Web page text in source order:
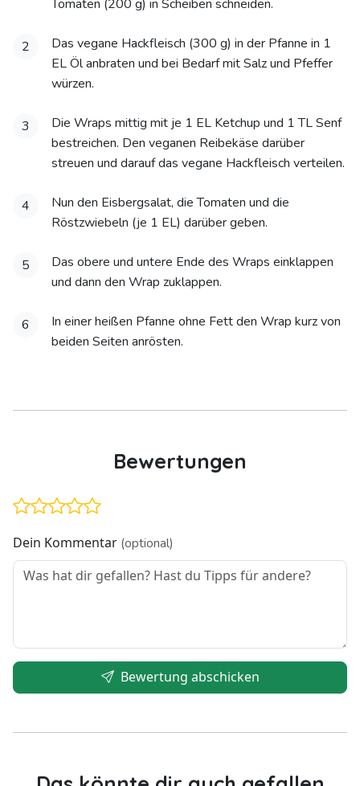
Tomaten (200 g) in Scheiben schneiden.
2
Das vegane Hackfleisch (300 g) in der Pfanne in 1
EL Öl anbraten und bei Bedarf mit Salz und Pfeffer
würzen.
3
Die Wraps mittig mit je 1 EL Ketchup und 1 TL Senf
bestreichen. Den veganen Reibekäse darüber
streuen und darauf das vegane Hackfleisch verteilen.
4
Nun den Eisbergsalat, die Tomaten und die
Röstzwiebeln (je 1 EL) darüber geben.
5
Das obere und untere Ende des Wraps einklappen
und dann den Wrap zuklappen.
6
In einer heißen Pfanne ohne Fett den Wrap kurz von
beiden Seiten anrösten.
Bewertungen
Dein Kommentar (optional)
Bewertung abschicken